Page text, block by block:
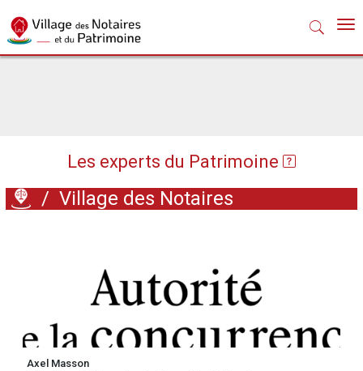
Les experts du Patrimoine
/ Village des Notaires
Axel Masson